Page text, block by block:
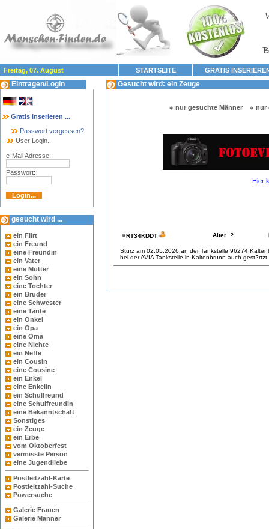
Freitag, 07. August STARTSEITE GRATIS
Eintragen/Login
Gratis inserieren ...
Passwort vergessen?
User Login...
e-Mail Adresse:
Passwort:
gesucht wird ...
ein Flirt
ein Freund
eine Freundin
ein Vater
eine Mutter
ein Sohn
eine Tochter
ein Bruder
eine Schwester
eine Tante
ein Onkel
ein Opa
eine Oma
eine Nichte
ein Neffe
ein Cousin
eine Cousine
ein Enkel
eine Enkelin
ein Schulfreund
eine Schulfreundin
eine Bekanntschaft
Sonstiges
ein Zeuge
ein Erbe
vom Oktoberfest
vermisste Person
eine Jugendliebe
Postleitzahl-Karte
Postleitzahl-Suche
Powersuche
Galerie Frauen
Galerie Männer
Gesucht wird: ein Zeuge
nur gesuchte Männer nur
Hier
RT34KDDT Alter ?
Sturz am 02.05.2026 an der Tankstelle 96274
bei der AVIA Tankstelle in Kaltenbrunn auch gest?rtzt